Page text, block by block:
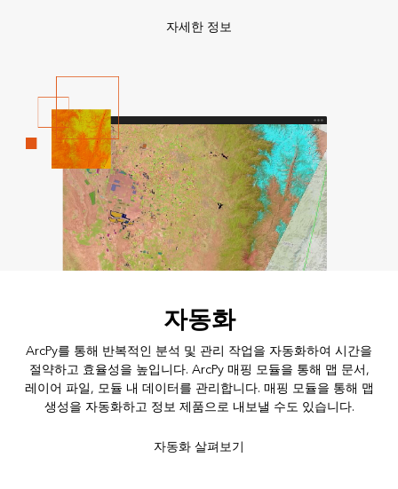
자세한 정보
자동화
ArcPy를 통해 반복적인 분석 및 관리 작업을 자동화하여 시간을
절약하고 효율성을 높입니다. ArcPy 매핑 모듈을 통해 맵 문서,
레이어 파일, 모듈 내 데이터를 관리합니다. 매핑 모듈을 통해 맵
생성을 자동화하고 정보 제품으로 내보낼 수도 있습니다.
자동화 살펴보기